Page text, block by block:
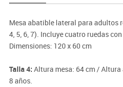
Mesa abatible lateral para adultos
4, 5, 6, 7). Incluye cuatro ruedas
Dimensiones: 120 x 60 cm
Talla 4: Altura mesa: 64 cm /
8 años.